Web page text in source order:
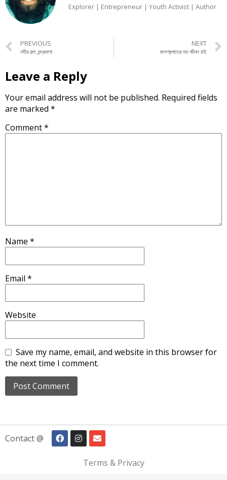
Explorer | Entrepreneur | Youth Activist | Author
PREVIOUS
নদীর গল্প: চন্দ্রভাগা
NEXT
জলপ্রপাতের মত জীবন চাই
Leave a Reply
Your email address will not be published. Required fields
are marked *
Comment*
Name *
Email *
Website
Save my name, email, and website in this browser for
the next time I comment.
Contact @
Terms & Privacy